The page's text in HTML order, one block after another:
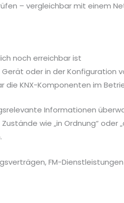
– vergleichbar mit einem
noch erreichbar ist
Gerät oder in der Konfiguration
die KNX-Komponenten im
Informationen
wie „in Ordnung“ oder
FM-